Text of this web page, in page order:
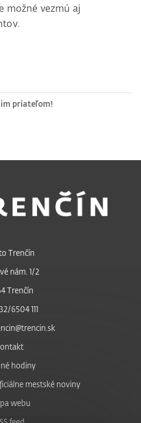
možné vezmú aj
priateľom!
Trenčín
nám. 1/2
Trenčín
6504 111
hodiny
mestské noviny
webu